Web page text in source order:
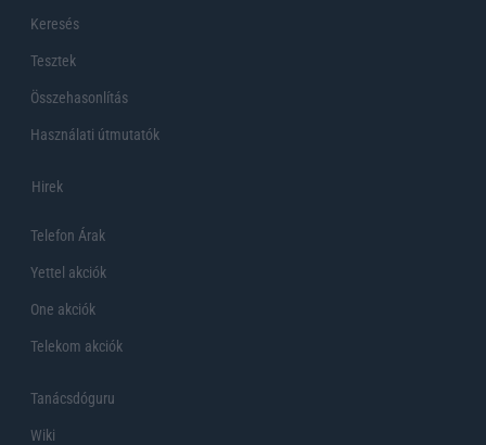
Keresés
Tesztek
Összehasonlítás
Használati útmutatók
Hirek
Telefon Árak
Yettel akciók
One akciók
Telekom akciók
Tanácsdóguru
Wiki